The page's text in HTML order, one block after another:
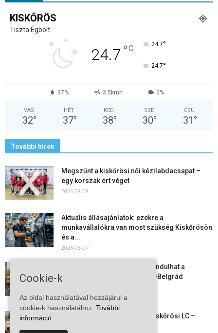
KISKŐRÖS
Tiszta Égbolt
24.7 °C 24.7°
24.7°
37% 3.5kmh 0%
VAS
32°
HÉT
37°
KED
38°
SZE
30°
CSÜ
31 °
További hírek
Megszűnt a kiskőrösi női kézilabdacsapat –
egy korszak ért véget
2026-08-08
Aktuális állásajánlatok: ezekre a
munkavállalókra van most szükség Kiskőrösön
és a...
2026-08-07
Vitézy Dávid: már ősszel újraindulhat a
személyszállítás a Budapest–Belgrád
2026-08-06
Megkezdte a felkészülést a Kiskőrösi LC –
Cookie-k
Az oldal használatával hozzájárul a
cookie-k használatához. További
információ